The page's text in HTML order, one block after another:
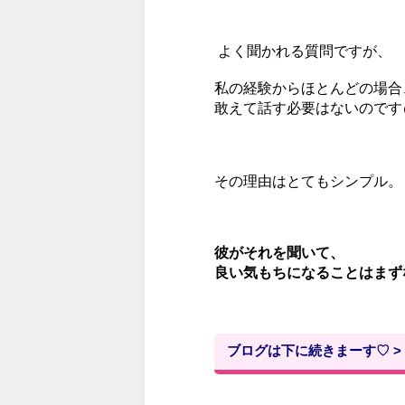
よく聞かれる質問ですが、
私の経験からほとんどの場合
敢えて話す必要はないのです
その理由はとてもシンプル。
彼がそれを聞いて、
良い気もちになることはま
ブログは下に続きまーす♡ >